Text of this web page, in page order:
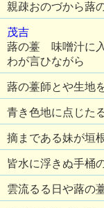
親疎おのづから蕗
茂吉
蕗の薹 味噌汁に
わが言ひながら
蕗の薹師とや生地
青き色地に点じた
摘まである妹が垣
皆水に浮きぬ手桶
雲流るる日や蕗の